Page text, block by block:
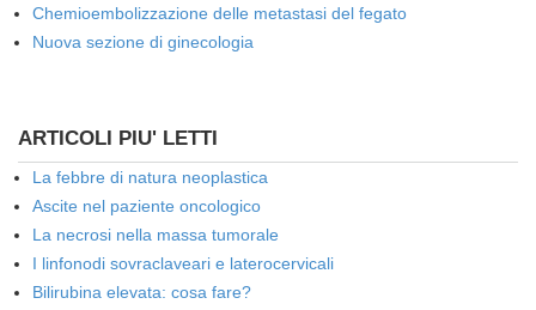
Chemioembolizzazione delle metastasi del fegato
Nuova sezione di ginecologia
ARTICOLI PIU' LETTI
La febbre di natura neoplastica
Ascite nel paziente oncologico
La necrosi nella massa tumorale
I linfonodi sovraclaveari e laterocervicali
Bilirubina elevata: cosa fare?